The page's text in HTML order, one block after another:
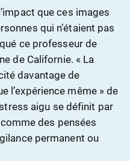
que ces images
qui n’étaient pas
ce professeur de
de Californie. « La
davantage de
l’expérience même » de
aigu se définit par
des pensées
permanent ou